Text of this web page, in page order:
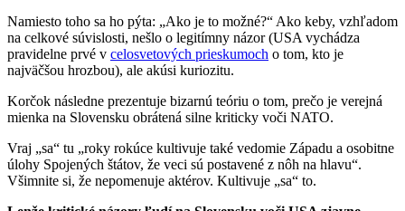
Namiesto toho sa ho pýta: „Ako je to možné?“ Ako keby, vzhľadom
na celkové súvislosti, nešlo o legitímny názor (USA vychádza
pravidelne prvé v celosvetových prieskumoch o tom, kto je
najväčšou hrozbou), ale akúsi kuriozitu.
Korčok následne prezentuje bizarnú teóriu o tom, prečo je verejná
mienka na Slovensku obrátená silne kriticky voči NATO.
Vraj „sa“ tu „roky rokúce kultivuje také vedomie Západu a osobitne
úlohy Spojených štátov, že veci sú postavené z nôh na hlavu“.
Všimnite si, že nepomenuje aktérov. Kultivuje „sa“ to.